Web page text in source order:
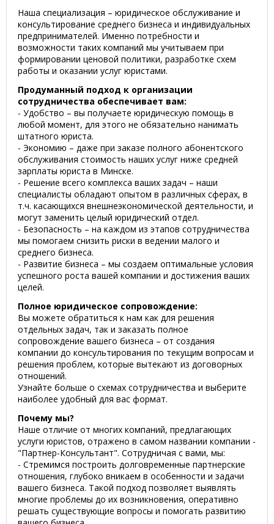
Наша специализация – юридическое обслуживание и
консультирование среднего бизнеса и индивидуальных
предпринимателей. Именно потребности и
возможности таких компаний мы учитываем при
формировании ценовой политики, разработке схем
работы и оказании услуг юристами.
Продуманный подход к организации
сотрудничества обеспечивает вам:
- Удобство – вы получаете юридическую помощь в
любой момент, для этого не обязательно нанимать
штатного юриста.
- Экономию – даже при заказе полного абонентского
обслуживания стоимость наших услуг ниже средней
зарплаты юриста в Минске.
- Решение всего комплекса ваших задач – наши
специалисты обладают опытом в различных сферах, в
т.ч. касающихся внешнеэкономической деятельности, и
могут заменить целый юридический отдел.
- Безопасность – на каждом из этапов сотрудничества
мы помогаем снизить риски в ведении малого и
среднего бизнеса.
- Развитие бизнеса – мы создаем оптимальные условия
успешного роста вашей компании и достижения ваших
целей.
Полное юридическое сопровождение:
Вы можете обратиться к нам как для решения
отдельных задач, так и заказать полное
сопровождение вашего бизнеса – от создания
компании до консультирования по текущим вопросам и
решения проблем, которые вытекают из договорных
отношений.
Узнайте больше о схемах сотрудничества и выберите
наиболее удобный для вас формат.
Почему мы?
Наше отличие от многих компаний, предлагающих
услуги юристов, отражено в самом названии компании -
"Партнер-Консультант". Сотрудничая с вами, мы:
- Стремимся построить долговременные партнерские
отношения, глубоко вникаем в особенности и задачи
вашего бизнеса. Такой подход позволяет выявлять
многие проблемы до их возникновения, оперативно
решать существующие вопросы и помогать развитию